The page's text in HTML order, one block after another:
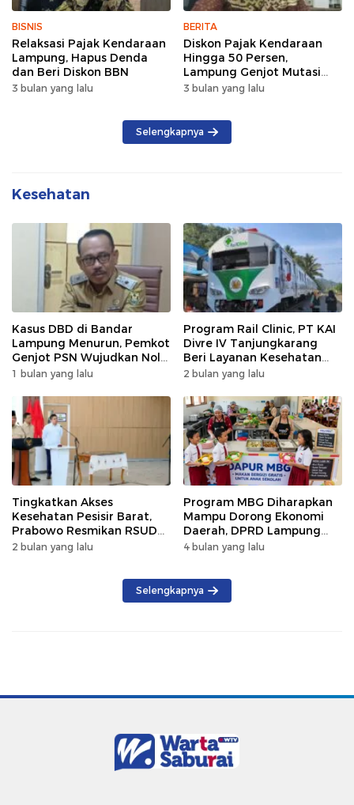
BISNIS
Relaksasi Pajak Kendaraan
Lampung, Hapus Denda
dan Beri Diskon BBN
3 bulan yang lalu
BERITA
Diskon Pajak Kendaraan
Hingga 50 Persen,
Lampung Genjot Mutasi
Kendaraan Luar Daerah
3 bulan yang lalu
Selengkapnya
Kesehatan
Kasus DBD di Bandar
Lampung Menurun, Pemkot
Genjot PSN Wujudkan Nol
Kematian
1 bulan yang lalu
Program Rail Clinic, PT KAI
Divre IV Tanjungkarang
Beri Layanan Kesehatan
Gratis 250 Warga
2 bulan yang lalu
Tingkatkan Akses
Kesehatan Pesisir Barat,
Prabowo Resmikan RSUD
KH Muhammad Thohir
2 bulan yang lalu
Program MBG Diharapkan
Mampu Dorong Ekonomi
Daerah, DPRD Lampung
Tekankan Pemanfaatan
4 bulan yang lalu
Selengkapnya